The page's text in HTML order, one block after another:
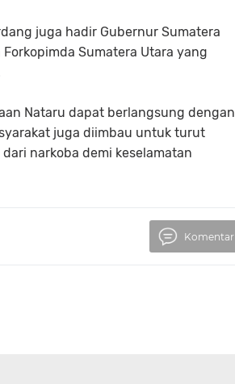
juga hadir Gubernur Sumatera
Sumatera Utara yang
Nataru dapat berlangsung dengan
juga diimbau untuk turut
narkoba demi keselamatan
Komentar